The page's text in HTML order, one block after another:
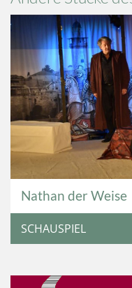
Nathan der Weise
SCHAUSPIEL